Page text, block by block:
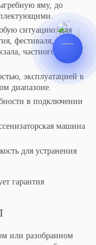
яму, до
ситуацию: для
фестиваля,
частного
эксплуатацией в
диапазоне.
в подключении
машина
для устранения
гарантия
или разобранном